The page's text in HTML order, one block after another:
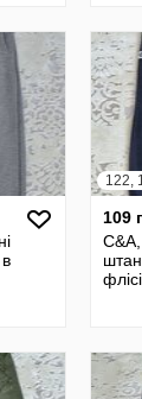
122,
109
C&A,